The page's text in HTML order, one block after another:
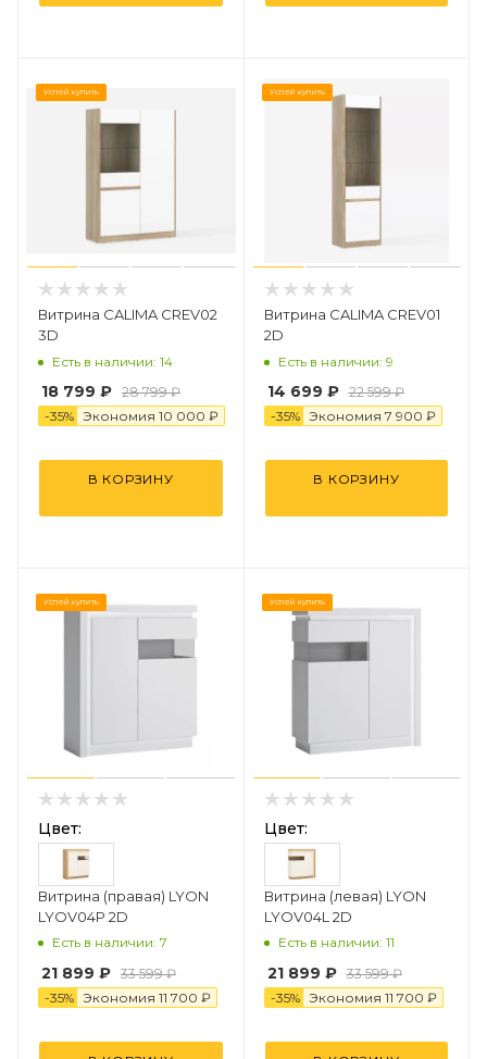
Успей купить
Витрина CALIMA CREV02
3D
Есть в наличии: 14
18 799 ₽ 28 799₽
-35% Экономия 10 000 ₽
В КОРЗИНУ
Успей купить
Витрина CALIMA CREV01
2D
Есть в наличии: 9
14 699 ₽ 22 599₽
-35% Экономия 7 900 ₽
В КОРЗИНУ
Успей купить
Цвет:
Витрина (правая) LYON
LYOV04P 2D
Есть в наличии: 7
21 899 ₽ 33 599₽
-35% Экономия 11 700 ₽
Успей купить
Цвет:
Витрина (левая) LYON
LYOV04L 2D
Есть в наличии: 11
21 899 ₽ 33 599₽
-35% Экономия 11 700 ₽